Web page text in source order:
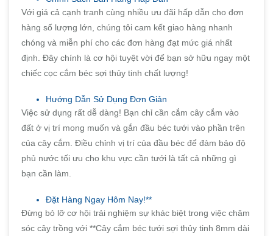
Với giá cả cạnh tranh cùng nhiều ưu đãi hấp dẫn cho đơn
hàng số lượng lớn, chúng tôi cam kết giao hàng nhanh
chóng và miễn phí cho các đơn hàng đạt mức giá nhất
định. Đây chính là cơ hội tuyệt vời để bạn sở hữu ngay một
chiếc cọc cắm béc sợi thủy tinh chất lượng!
Hướng Dẫn Sử Dụng Đơn Giản
Việc sử dụng rất dễ dàng! Bạn chỉ cần cắm cây cắm vào
đất ở vị trí mong muốn và gắn đầu béc tưới vào phần trên
của cây cắm. Điều chỉnh vị trí của đầu béc để đảm bảo độ
phủ nước tối ưu cho khu vực cần tưới là tất cả những gì
bạn cần làm.
Đặt Hàng Ngay Hôm Nay!**
Đừng bỏ lỡ cơ hội trải nghiệm sự khác biệt trong việc chăm
sóc cây trồng với **Cây cắm béc tưới sợi thủy tinh 8mm dài